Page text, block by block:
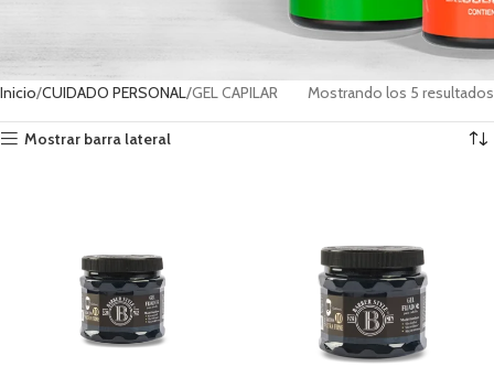
Inicio CUIDADO PERSONAL GEL CAPILAR Mostrando los 5 resultados
Mostrar barra lateral